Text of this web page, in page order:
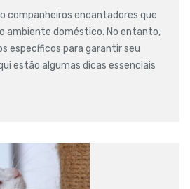
companheiros encantadores que
ambiente doméstico. No entanto,
específicos para garantir seu
estão algumas dicas essenciais